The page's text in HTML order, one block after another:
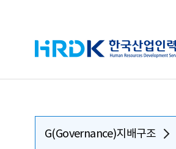
HRDK 한국산업인력공단
G(Governance)지배구조